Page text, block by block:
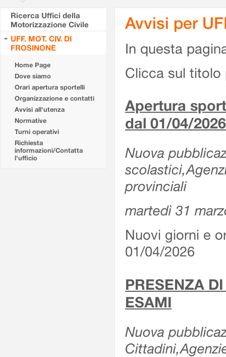
Ricerca Uffici della
Motorizzazione Civile
UFF. MOT. CIV. DI
FROSINONE
Home Page
Dove siamo
Orari apertura sportelli
Organizzazione e contatti
Avvisi all'utenza
Normative
Turni operativi
Richiesta
informazioni/Contatta
l'ufficio
Avvisi per
In questa
Clicca sul titolo
Apertura
dal 01/04/2026
Nuova
provinciali
martedì 31
Nuovi giorni e
01/04/2026
PRESENZA
ESAMI
Nuova